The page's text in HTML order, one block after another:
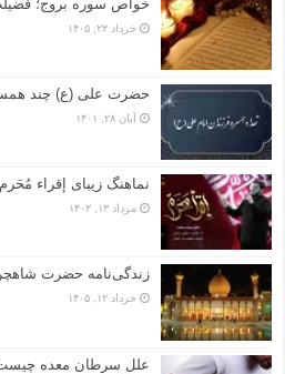
خواص سوره بروج؛
خرداد ۲۲, ۱۴۰۵
حضرت علی (ع) چند
آبان ۲۸, ۱۴۰۱
نماهنگ زیبای إقراء مُحَرم
مرداد ۱۳, ۱۴۰۲
زندگی‌نامه حضرت
خرداد ۱۲, ۱۴۰۵
علل سرطان معده